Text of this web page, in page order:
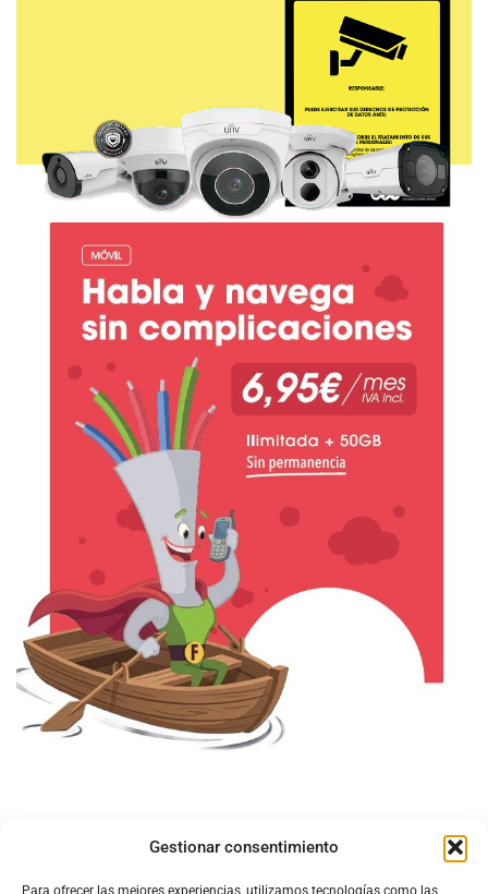
Gestionar consentimiento
Para ofrecer las mejores experiencias, utilizamos tecnologías como las